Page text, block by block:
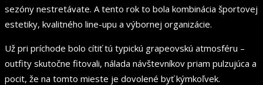
sezóny nestretávate. A tento rok to bola kombinácia športovej
estetiky, kvalitného line-upu a výbornej organizácie.
Už pri príchode bolo cítiť tú typickú grapeovskú atmosféru –
outfity skutočne fitovali, nálada návštevníkov priam pulzujúca a
pocit, že na tomto mieste je dovolené byť kýmkoľvek.